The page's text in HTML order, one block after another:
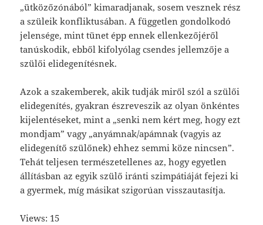
„ütközőzónából” kimaradjanak, sosem vesznek rész
a szüleik konfliktusában. A független gondolkodó
jelensége, mint tünet épp ennek ellenkezőjéről
tanúskodik, ebből kifolyólag csendes jellemzője a
szülői elidegenítésnek.
Azok a szakemberek, akik tudják miről szól a szülői
elidegenítés, gyakran észreveszik az olyan önkéntes
kijelentéseket, mint a „senki nem kért meg, hogy ezt
mondjam” vagy „anyámnak/apámnak (vagyis az
elidegenítő szülőnek) ehhez semmi köze nincsen”.
Tehát teljesen természetellenes az, hogy egyetlen
állításban az egyik szülő iránti szimpátiáját fejezi ki
a gyermek, míg másikat szigorúan visszautasítja.
Views: 15